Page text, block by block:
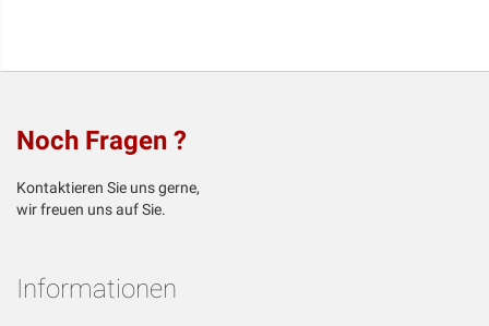
Noch Fragen ?
Kontaktieren Sie uns gerne,
wir freuen uns auf Sie.
Informationen